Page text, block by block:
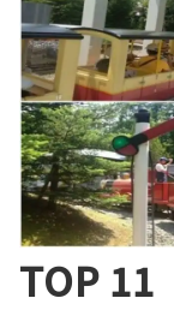
TOP 11